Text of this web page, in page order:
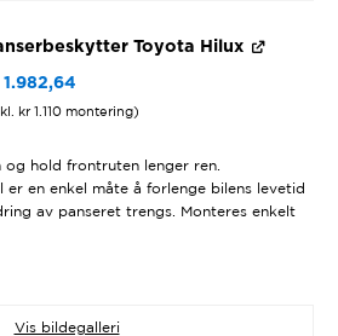
Toyota Hilux
kr1.110montering)
og hold frontruten lenger ren.
er en enkel måte å forlenge bilens levetid
av panseret trengs. Monteres enkelt
Vis bildegalleri